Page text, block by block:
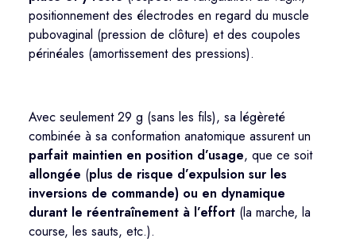
positionnement des électrodes en regard du muscle
pubovaginal (pression de clôture) et des coupoles
périnéales (amortissement des pressions).
Avec seulement29 g (sans les fils), sa légèreté
combinée à sa conformation anatomique assurent un
parfait maintien en position d’usage, que ce soit
allongée (plus de risque d’expulsion sur les
inversions de commande) ou en dynamique
durant le réentraînement à l’effort (la marche, la
course, les sauts, etc.).